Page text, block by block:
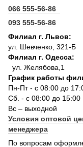
066 555-56-86
093 555-56-86
Филиал г. Львов:
ул. Шевченко, 321-Б
Филиал г. Одесса:
ул. Желябова,1
График работы
Пн-Пт - с 08:00 до
Сб. - с 08:00 до 15:00
Вс – выходной
Условия оптовой
менеджера
По вопросам